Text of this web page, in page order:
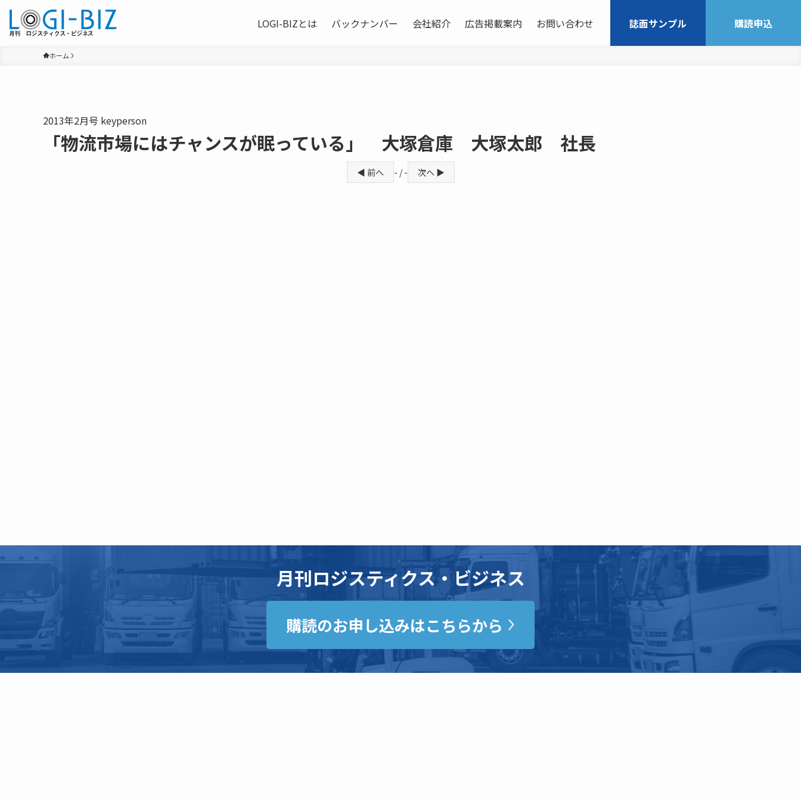
LOGI-BIZとは バックナンバー 会社紹介 広告掲載案内 お問い合わせ 誌面サンプル 購読申込
ホーム
2013年2月号 keyperson
「物流市場にはチャンスが眠っている」 大塚倉庫 大塚太郎 社長
◀ 前へ - / - 次へ ▶
月刊ロジスティクス・ビジネス
購読のお申し込みはこちらから